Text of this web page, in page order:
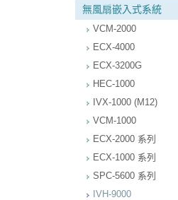
無風扇嵌入式系統
VCM-2000
ECX-4000
ECX-3200G
HEC-1000
IVX-1000 (M12)
VCM-1000
ECX-2000 系列
ECX-1000 系列
SPC-5600 系列
IVH-9000